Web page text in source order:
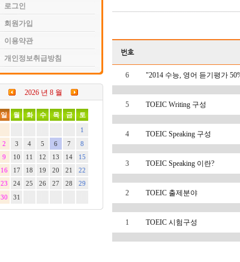
로그인
회원가입
이용약관
개인정보취급방침
2026 년 8 월
일 월 화 수 목 금 토
1
2 3 4 5 6 7
8
9
10 11 12 13 14
15
16
17 18 19 20 21
22
23
24 25 26 27 28 29
30 31
번호
6 "2014 수능, 영어 듣기평가
5 TOEIC Writing 구성
4 TOEIC Speaking 구성
3 TOEIC Speaking 이란?
2 TOEIC 출제분야
1 TOEIC 시험구성